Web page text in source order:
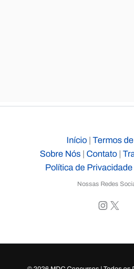
Início | Termos
Sobre Nós| Contato|
Política de
Nossas Redes
X